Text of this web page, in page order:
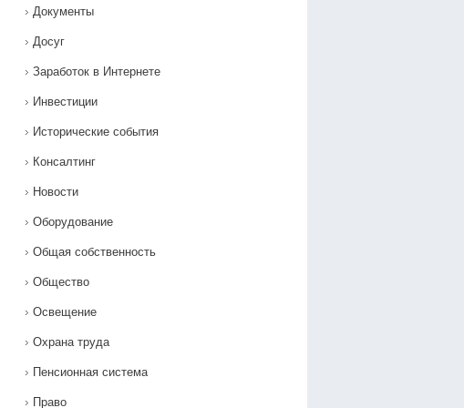
Документы
Досуг
Заработок в Интернете
Инвестиции
Исторические события
Консалтинг
Новости
Оборудование
Общая собственность
Общество
Освещение
Охрана труда
Пенсионная система
Право